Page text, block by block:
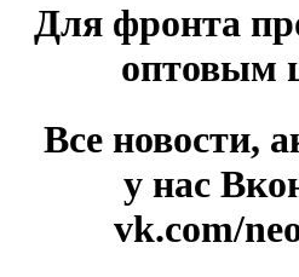
Для фронта
оптовым
Все новости,
у нас
vk.com/